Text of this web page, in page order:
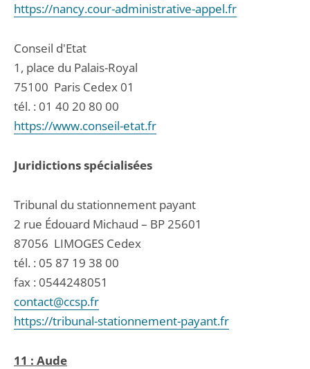
https://nancy.cour-administrative-appel.fr
Conseil d'Etat
1, place du Palais-Royal
75100 Paris Cedex 01
tél. : 01 40 20 80 00
https://www.conseil-etat.fr
Juridictions spécialisées
Tribunal du stationnement payant
2 rue Édouard Michaud – BP 25601
87056 LIMOGES Cedex
tél. : 05 87 19 38 00
fax : 0544248051
contact@ccsp.fr
https://tribunal-stationnement-payant.fr
11 : Aude